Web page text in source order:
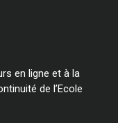
en ligne et à la
de l’Ecole